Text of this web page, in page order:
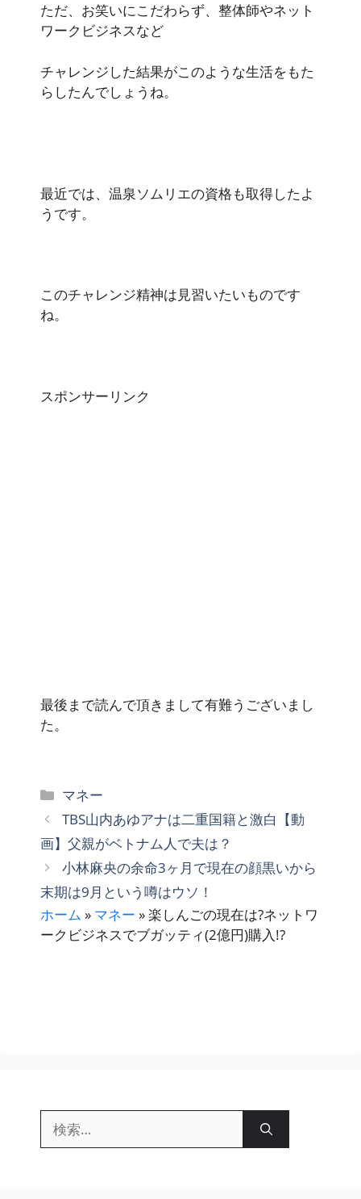
ただ、お笑いにこだわらず、整体師やネット
ワークビジネスなど
チャレンジした結果がこのような生活をもた
らしたんでしょうね。
最近では、温泉ソムリエの資格も取得したよ
うです。
このチャレンジ精神は見習いたいものです
ね。
スポンサーリンク
最後まで読んで頂きまして有難うございまし
た。
カ
テ
ゴ
リ
ー
マネー
TBS山内あゆアナは二重国籍と激白【動
画】父親がベトナム人で夫は？
小林麻央の余命3ヶ月で現在の顔黒いから
末期は9月という噂はウソ！
ホーム » マネー »楽しんごの現在は?ネットワ
ークビジネスでブガッティ(2億円)購入!?
索: